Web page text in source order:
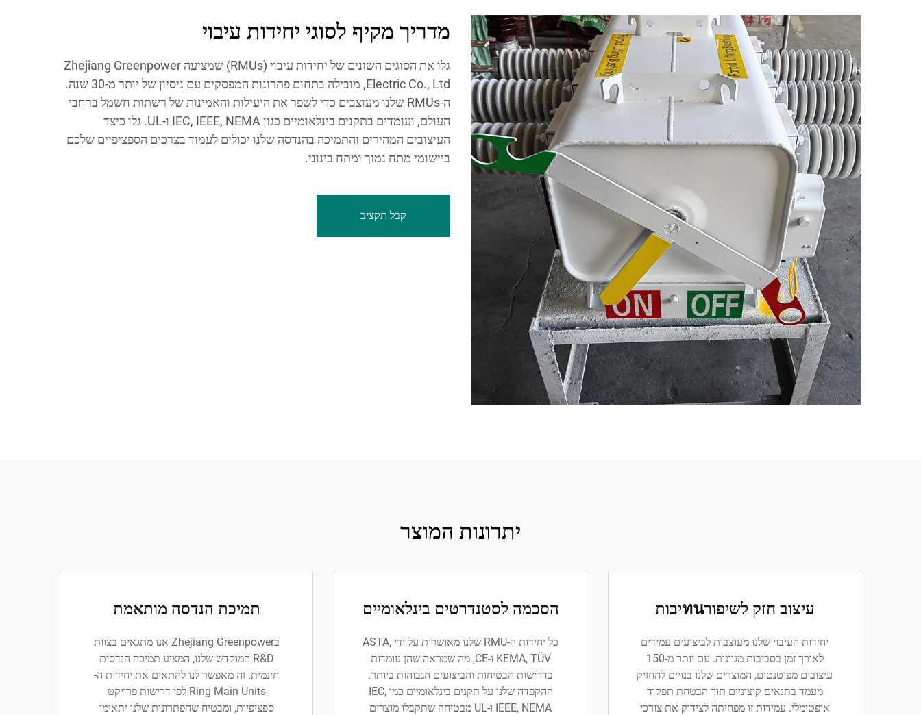
מדריך מקיף לסוגי יחידות עיבוי
גלו את הסוגים השונים של יחידות עיבוי (RMUs) שמציעה Zhejiang Greenpower
Electric Co., Ltd, מובילה בתחום פתרונות המפסקים עם ניסיון של יותר מ-30 שנה.
ה-RMUs שלנו מעוצבים כדי לשפר את היעילות והאמינות של רשתות חשמל ברחבי
העולם, ועומדים בתקנים בינלאומיים כגון IEC, IEEE, NEMA ו-UL. גלו כיצד
העיצובים המהירים והתמיכה בהנדסה שלנו יכולים לעמוד בצרכים הספציפיים שלכם
ביישומי מתח נמוך ומתח בינוני.
קבל תקציב
יתרונות המוצר
עיצוב חזק לשיפורทนיבות
יחידות העיבוי שלנו מעוצבות לביצועים עמידים
לאורך זמן בסביבות מגוונות. עם יותר מ-150
עיצובים מפוטנטים, המוצרים שלנו בנויים להחזיק
מעמד בתנאים קיצוניים תוך הבטחת תפקוד
אופטימלי. עמידות זו מפחיתה לצידוק את צורכי
הסכמה לסטנדרטים בינלאומיים
כל יחידות ה-RMU שלנו מאושרות על ידי ASTA,
KEMA, TÜV ו-CE, מה שמראה שהן עומדות
בדרישות הבטיחות והביצועים הגבוהות ביותר.
ההקפדה שלנו על תקנים בינלאומיים כמו IEC,
IEEE, NEMA ו-UL מבטיחה שתקבלו מוצרים
תמיכת הנדסה מותאמת
בZhejiang Greenpower אנו מתגאים בצוות
R&D המוקדש שלנו, המציע תמיכה הנדסית
חינמית. זה מאפשר לנו להתאים את יחידות ה-
Ring Main Units לפי דרישות פרויקט
ספציפיות, ומבטיח שהפתרונות שלנו יתאימו